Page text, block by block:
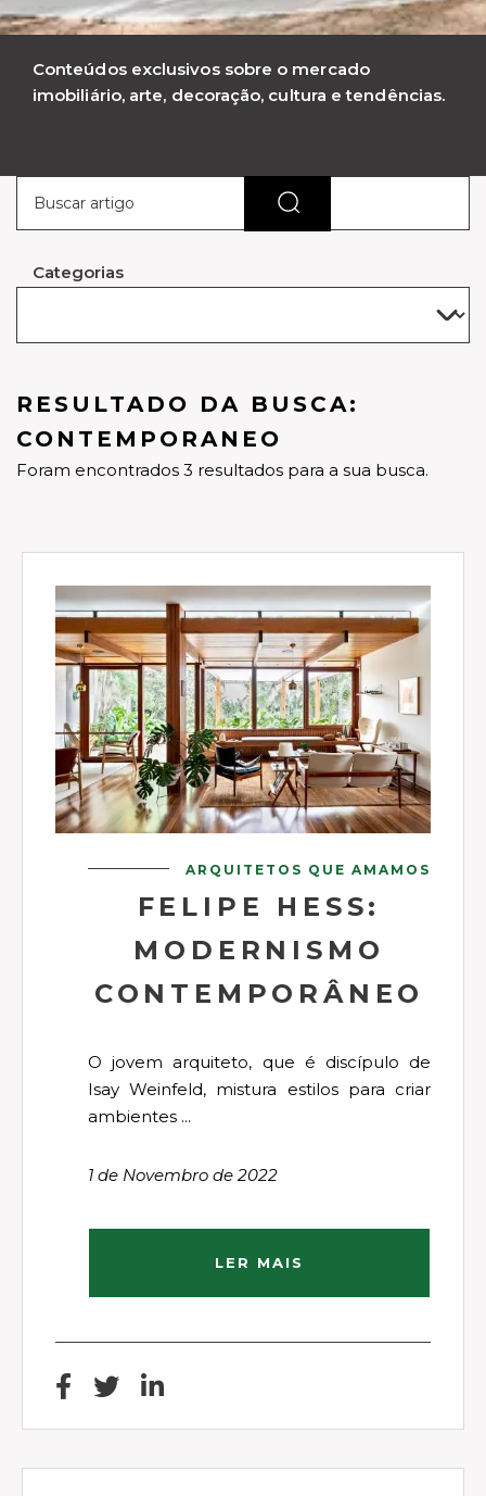
Conteúdos exclusivos sobre o mercado
imobiliário, arte, decoração, cultura e tendências.
Categorias
RESULTADO DA BUSCA:
CONTEMPORANEO
Foram encontrados 3 resultados para a sua busca.
ARQUITETOS QUE AMAMOS
FELIPE HESS:
MODERNISMO
CONTEMPORÂNEO
O jovem arquiteto, que é discípulo de
Isay Weinfeld, mistura estilos para criar
ambientes ...
1 de Novembro de 2022
LER MAIS